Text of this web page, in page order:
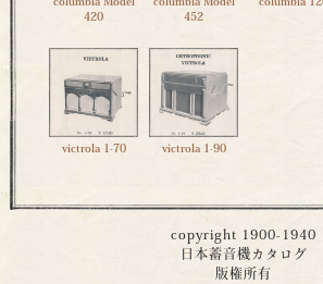
columbia Model
420
columbia Model
452
columbia
victrola 1-70 victrola 1-90
copyright 1900-1940
日本蓄音機カタログ
版権所有